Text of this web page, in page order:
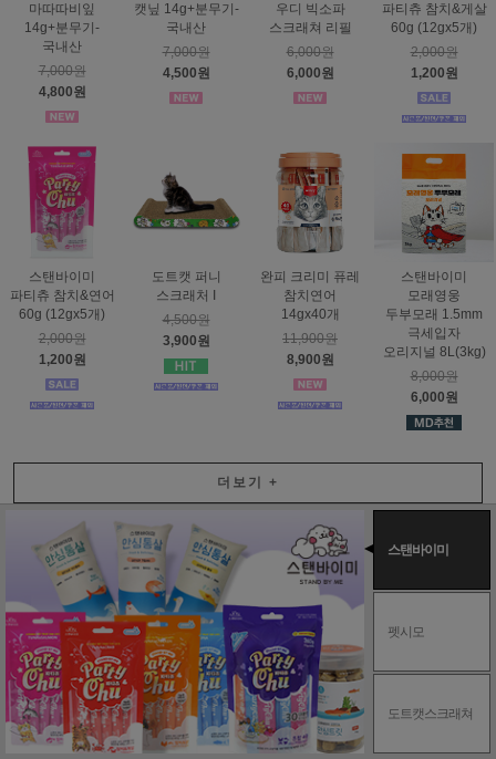
마따따비잎
14g+분무기-
국내산
7,000원
4,800원
캣닢 14g+분무기-
국내산
7,000원
4,500원
우디 빅소파
스크래쳐 리필
6,000원
6,000원
파티츄 참치&게살
60g (12gx5개)
2,000원
1,200원
스탠바이미
파티츄 참치&연어
60g (12gx5개)
2,000원
1,200원
도트캣 퍼니
스크래처 I
4,500원
3,900원
완피 크리미 퓨레
참치연어
14gx40개
11,900원
8,900원
스탠바이미
모래영웅
두부모래 1.5mm
극세입자
오리지널 8L(3kg)
8,000원
6,000원
더보기 +
스탠바이미
펫시모
도트캣스크래쳐